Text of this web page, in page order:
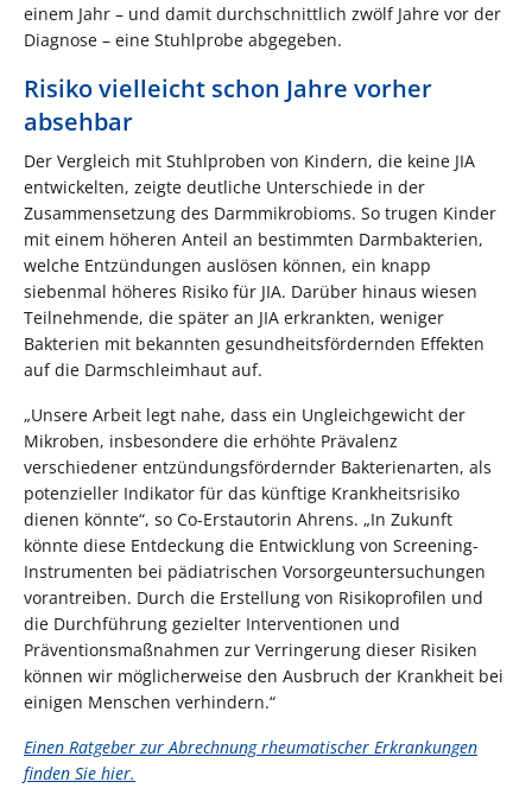
einem Jahr – und damit durchschnittlich zwölf Jahre vor der
Diagnose – eine Stuhlprobe abgegeben.
Risiko vielleicht schon Jahre vorher
absehbar
Der Vergleich mit Stuhlproben von Kindern, die keine JIA
entwickelten, zeigte deutliche Unterschiede in der
Zusammensetzung des Darmmikrobioms. So trugen Kinder
mit einem höheren Anteil an bestimmten Darmbakterien,
welche Entzündungen auslösen können, ein knapp
siebenmal höheres Risiko für JIA. Darüber hinaus wiesen
Teilnehmende, die später an JIA erkrankten, weniger
Bakterien mit bekannten gesundheitsfördernden Effekten
auf die Darmschleimhaut auf.
„Unsere Arbeit legt nahe, dass ein Ungleichgewicht der
Mikroben, insbesondere die erhöhte Prävalenz
verschiedener entzündungsfördernder Bakterienarten, als
potenzieller Indikator für das künftige Krankheitsrisiko
dienen könnte“, so Co-Erstautorin Ahrens. „In Zukunft
könnte diese Entdeckung die Entwicklung von Screening-
Instrumenten bei pädiatrischen Vorsorgeuntersuchungen
vorantreiben. Durch die Erstellung von Risikoprofilen und
die Durchführung gezielter Interventionen und
Präventionsmaßnahmen zur Verringerung dieser Risiken
können wir möglicherweise den Ausbruch der Krankheit bei
einigen Menschen verhindern.“
Einen Ratgeber zur Abrechnung rheumatischer Erkrankungen
finden Sie hier.